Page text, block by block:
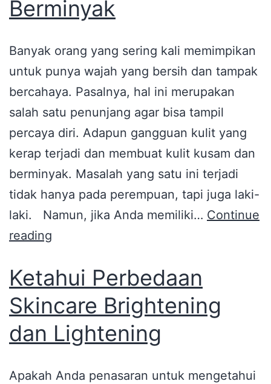
Berminyak
Banyak orang yang sering kali memimpikan
untuk punya wajah yang bersih dan tampak
bercahaya. Pasalnya, hal ini merupakan
salah satu penunjang agar bisa tampil
percaya diri. Adapun gangguan kulit yang
kerap terjadi dan membuat kulit kusam dan
berminyak. Masalah yang satu ini terjadi
tidak hanya pada perempuan, tapi juga laki-
laki. Namun, jika Anda memiliki… Continue
reading
Ketahui Perbedaan
Skincare Brightening
dan Lightening
Apakah Anda penasaran untuk mengetahui